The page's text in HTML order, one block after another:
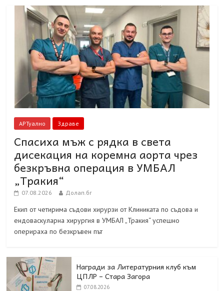
АРТуално Здраве
Спасиха мъж с рядка в света
дисекация на коремна аорта чрез
безкръвна операция в УМБАЛ
„Тракия“
07.08.2026 Долап.бг
Екип от четирима съдови хирурзи от Клиниката по съдова и
ендоваскуларна хирургия в УМБАЛ „Тракия“ успешно
оперираха по безкръвен път
Награди за Литературния клуб към
ЦПЛР – Стара Загора
07.08.2026